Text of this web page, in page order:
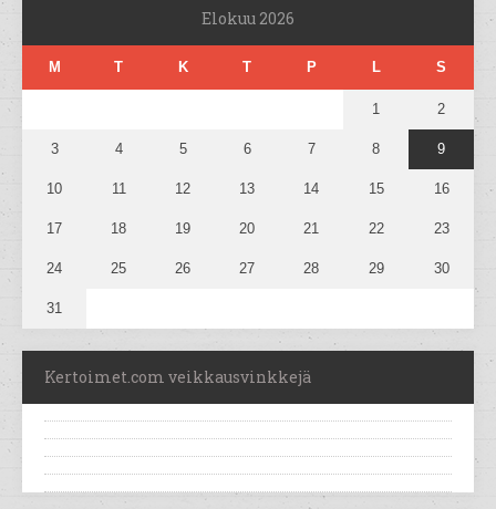
Elokuu 2026
M T K T P L S
1 2
3 4 5 6 7 8 9
10 11 12 13 14 15 16
17 18 19 20 21 22 23
24 25 26 27 28 29 30
31
Kertoimet.com veikkausvinkkejä